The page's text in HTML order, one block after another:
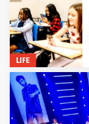
LIFE